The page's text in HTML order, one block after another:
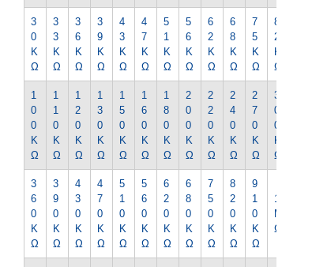
3
0
K
Ω
3
3
K
Ω
3
6
K
Ω
3
9
K
Ω
4
3
K
Ω
4
7
K
Ω
5
1
K
Ω
5
6
K
Ω
6
2
K
Ω
6
8
K
Ω
7
5
K
Ω
8
2
K
Ω
1
0
0
K
Ω
1
1
0
K
Ω
1
2
0
K
Ω
1
3
0
K
Ω
1
5
0
K
Ω
1
6
0
K
Ω
1
8
0
K
Ω
2
0
0
K
Ω
2
2
0
K
Ω
2
4
0
K
Ω
2
7
0
K
Ω
3
0
0
K
Ω
3
6
0
K
Ω
3
9
0
K
Ω
4
3
0
K
Ω
4
7
0
K
Ω
5
1
0
K
Ω
5
6
0
K
Ω
6
2
0
K
Ω
6
8
0
K
Ω
7
5
0
K
Ω
8
2
0
K
Ω
9
1
0
K
Ω
1
M
Ω